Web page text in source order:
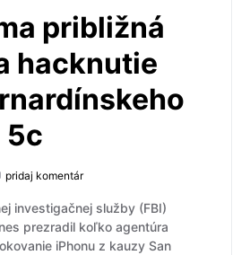
približná
hacknutie
5c
pridaj komentár
investigačnej služby (FBI)
prezradil koľko agentúra
iPhonu z kauzy San